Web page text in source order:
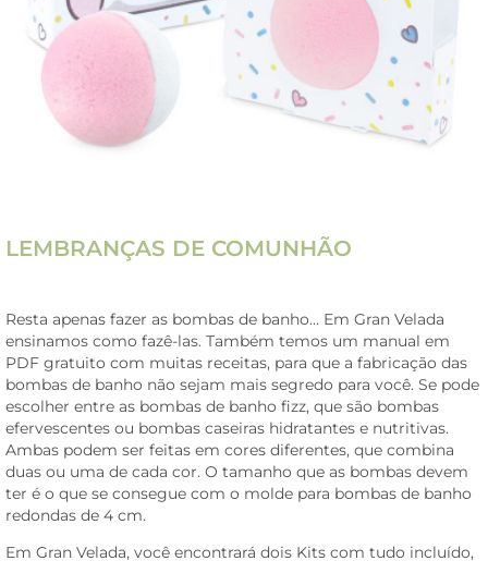
LEMBRANÇAS DE COMUNHÃO
Resta apenas fazer as bombas de banho… Em Gran Velada
ensinamos como fazê-las. Também temos um manual em
PDF gratuito com muitas receitas, para que a fabricação das
bombas de banho não sejam mais segredo para você. Se pode
escolher entre as bombas de banho fizz, que são bombas
efervescentes ou bombas caseiras hidratantes e nutritivas.
Ambas podem ser feitas em cores diferentes, que combina
duas ou uma de cada cor. O tamanho que as bombas devem
ter é o que se consegue com o molde para bombas de banho
redondas de 4 cm.
Em Gran Velada, você encontrará dois Kits com tudo incluído,